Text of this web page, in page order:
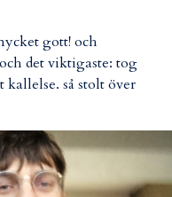
gott! och
det viktigaste: tog
så stolt över